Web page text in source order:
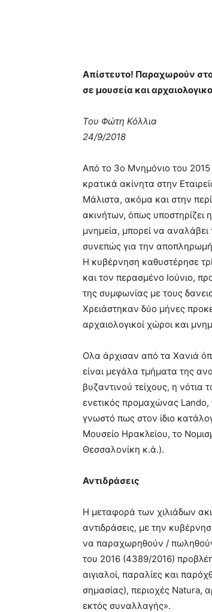
Απίστευτο! Παραχωρούν
σε μουσεία και
Του Φώτη Κόλλια
24/9/2018
Από το 3ο Μνημόνιο του
κρατικά ακίνητα στην
Μάλιστα, ακόμα και στην
ακινήτων, όπως υποστηρίζει
μνημεία, μπορεί να αναλάβει
συνεπώς για την
Η κυβέρνηση καθυστέρησε
και τον περασμένο Ιούνιο,
της συμφωνίας με τους
Χρειάστηκαν δύο μήνες
αρχαιολογικοί χώροι και
Ολα άρχισαν από τα Χανιά
είναι μεγάλα τμήματα της
βυζαντινού τείχους, η
ενετικός προμαχώνας Lando,
γνωστό πως στον ίδιο
Μουσείο Ηρακλείου, το
Θεσσαλονίκη κ.ά.).
Αντιδράσεις
Η μεταφορά των χιλιάδων
αντιδράσεις, με την
να παραχωρηθούν / πωληθούν
του 2016 (4389/2016)
αιγιαλοί, παραλίες και
σημασίας), περιοχές Natura,
εκτός συναλλαγής».